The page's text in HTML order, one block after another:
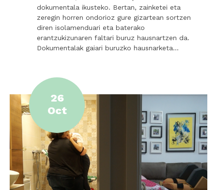
dokumentala ikusteko. Bertan, zainketei eta
zeregin horren ondorioz gure gizartean sortzen
diren isolamenduari eta baterako
erantzukizunaren faltari buruz hausnartzen da.
Dokumentalak gaiari buruzko hausnarketa…
26
Oct